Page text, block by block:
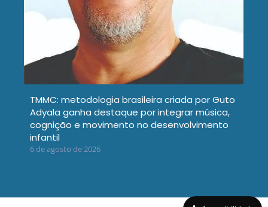
TMMC: metodologia brasileira criada por Guto
Adyala ganha destaque por integrar música,
cognição e movimento no desenvolvimento
infantil
6 de agosto de 2026